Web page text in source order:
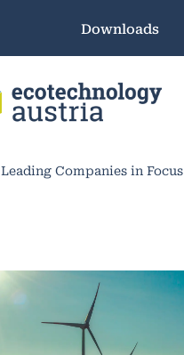
Downloads
Leading Companies in Focus